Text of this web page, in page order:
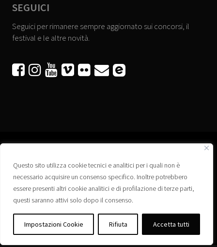
Questo sito utilizza cookie tecnici e analitici per i quali non è
necessario acquisire un consenso specifico. Inoltre potrebbero
essere presenti altri cookie analitici e di profilazione di terze parti,
questi saranno attivi solo dopo il consenso.
Impostazioni Cookie Rifiuta Accetta tutti
SEGUICI
Seguici per rimanere sempre aggiornato sui concorsi, il
festival e le altre novità.
     
Associazione “Corti a Ponte” APS
Via Wagner, 42 - 35020 Ponte San Nicolò (PD)
C.F. 92223660280
Privacy policy
Registro delle Associazioni di Promozione Sociale – Regione Veneto –
Iscrizione n. PS/PD0364
Albo delle Associazioni – Comune di Ponte San Nicolò – Iscrizione n. 77